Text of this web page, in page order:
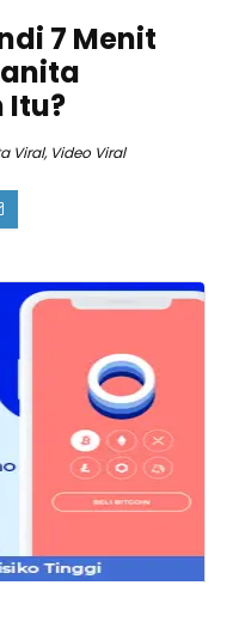
7 Menit
Itu?
Viral, Video Viral